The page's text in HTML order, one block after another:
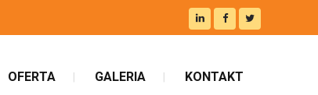
OFERTA GALERIA KONTAKT